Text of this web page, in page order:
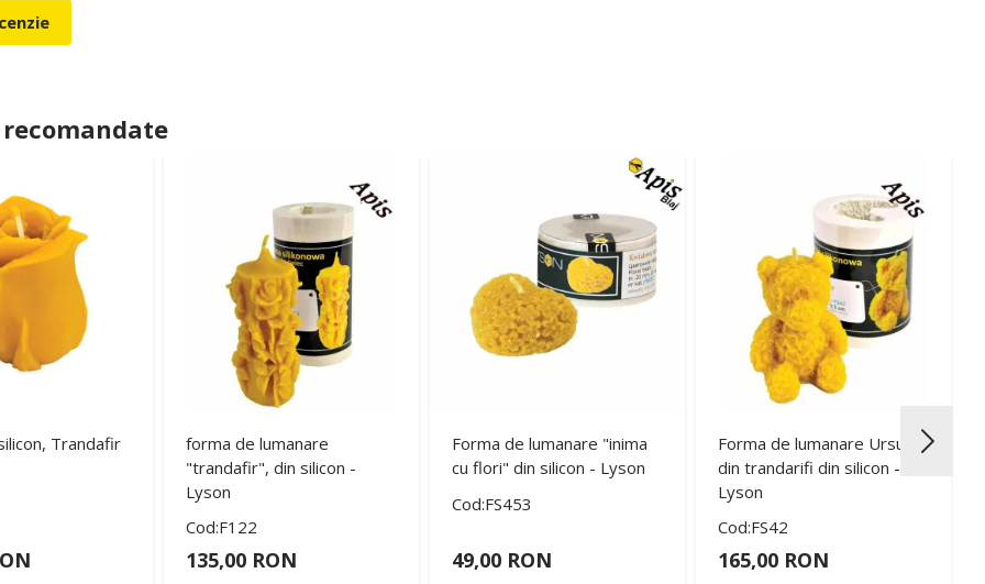
recomandate
Trandafir
forma de lumanare
"trandafir", din silicon -
Lyson
Cod:F122
135,00 RON
Forma de lumanare "inima
cu flori" din silicon - Lyson
Cod:FS453
49,00 RON
Forma de lumanare Ursulet
din trandarifi din silicon -
Lyson
Cod:FS42
165,00 RON